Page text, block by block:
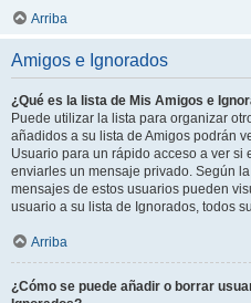
Arriba
Amigos e Ignorados
¿Qué es la lista de Mis Amigos e
Puede utilizar la lista para organizar
añadidos a su lista de Amigos podrán
Usuario para un rápido acceso a ver si
enviarles un mensaje privado. Según
mensajes de estos usuarios pueden
usuario a su lista de Ignorados, todos
Arriba
¿Cómo se puede añadir o borrar